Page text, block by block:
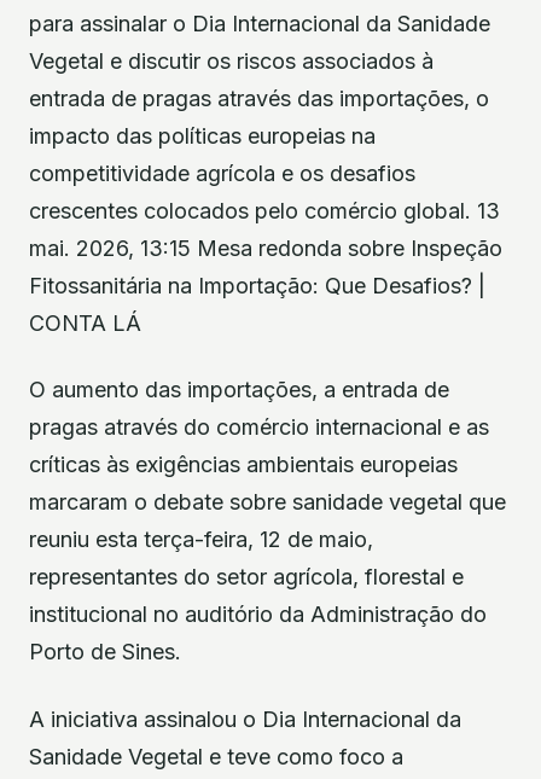
para assinalar o Dia Internacional da Sanidade
Vegetal e discutir os riscos associados à
entrada de pragas através das importações, o
impacto das políticas europeias na
competitividade agrícola e os desafios
crescentes colocados pelo comércio global. 13
mai. 2026, 13:15 Mesa redonda sobre Inspeção
Fitossanitária na Importação: Que Desafios? |
CONTA LÁ
O aumento das importações, a entrada de
pragas através do comércio internacional e as
críticas às exigências ambientais europeias
marcaram o debate sobre sanidade vegetal que
reuniu esta terça-feira, 12 de maio,
representantes do setor agrícola, florestal e
institucional no auditório da Administração do
Porto de Sines.
A iniciativa assinalou o Dia Internacional da
Sanidade Vegetal e teve como foco a